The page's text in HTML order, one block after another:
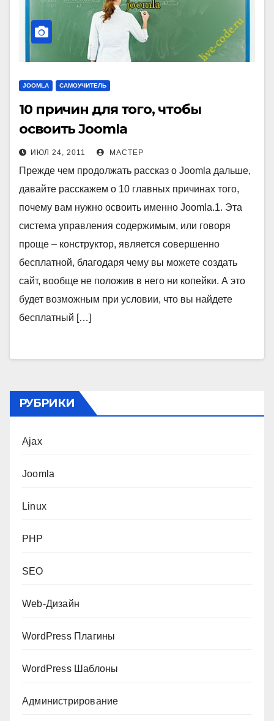
JOOMLA САМОУЧИТЕЛЬ
10 причин для того, чтобы
освоить Joomla
ИЮЛ 24, 2011 МАСТЕР
Прежде чем продолжать рассказ о Joomla дальше,
давайте расскажем о 10 главных причинах того,
почему вам нужно освоить именно Joomla.1. Эта
система управления содержимым, или говоря
проще – конструктор, является совершенно
бесплатной, благодаря чему вы можете создать
сайт, вообще не положив в него ни копейки. А это
будет возможным при условии, что вы найдете
бесплатный […]
РУБРИКИ
Ajax
Joomla
Linux
PHP
SEO
Web-Дизайн
WordPress Плагины
WordPress Шаблоны
Администрирование